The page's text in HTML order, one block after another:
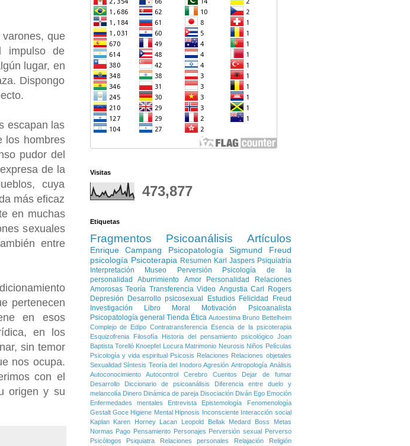
que
impulso de
lugar, en
Dispongo
escapan las
los hombres
pudor del
de la
cuya
más eficaz
en muchas
sexuales
entre
pertenecen
en esos
en los
sin temor
nos ocupa.
con el
origen y su
Visitas
473,877
Etiquetas
Fragmentos Psicoanálisis Artículos
Enrique Campang Psicopatología
Sigmund Freud
psicología Psicoterapia Resumen Karl Jaspers Psiquiatría
Interpretación
Museo Perversión
Psicología de la
personalidad
Aburrimiento Amor Personalidad
Relaciones
Amorosas Teoría Transferencia Video Angustia Carl Rogers
Depresión
Desarrollo psicosexual Estudios Felicidad
Freud
Investigación
Libro Moral Motivación
Psicoanalista
Psicopatología general Tienda Ética Autoestima Bruno Bettelheim
Complejo de Edipo Contratransferencia Esencia de la psicoterapia
Esquizofrenia
Filosofía Historia del pensamiento psicológico
Joan
Baptista Torelló Knoepfel Locura Matrimonio Neurosis Niños Películas
Psicología y vida espiritual Psicosis Relaciones Relaciones objetales
Sexualidad Síntesis Teoría del Inodoro Agresión Antropología Análisis
Autoconocimiento
Autocontrol Cerebro Cuentos
Dejar de fumar
Desarrollo
Diccionario de psicoanálisis
Diferencia entre duelo y
melancolía Dinero Dinámica de pareja Disociación Diván Ego Emoción
Enfermedades mentales
Entrevista Epistemología
Fenomenología
Gestalt Goce Higiene Mental Hipnosis Inconsciente Interacción social
Kaplan
Karen Horney Lacan Leopold Bellak Medard Boss
Metas
Normas Pago Pensamiento Personajes Perversión sexual Perverso
Psicólogos
Psiquiatra Relaciones personales Relajación Religión